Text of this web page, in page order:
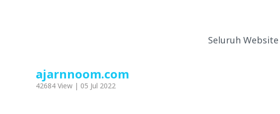
Seluruh
ajarnnoom.com
42684 View | 05 Jul 2022